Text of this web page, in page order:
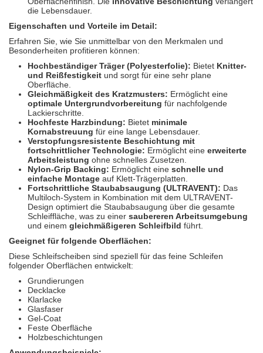
die Lebensdauer.
Eigenschaften und Vorteile im Detail:
Erfahren Sie, wie Sie unmittelbar von den Merkmalen und
Besonderheiten profitieren können:
Hochbeständiger Träger (Polyesterfolie): Bietet Knitter-
und Reißfestigkeit und sorgt für eine sehr plane
Oberfläche.
Gleichmäßigkeit des Kratzmusters: Ermöglicht eine
optimale Untergrundvorbereitung für nachfolgende
Lackierschritte.
Hochfeste Harzbindung: Bietet minimale
Kornabstreuung für eine lange Lebensdauer.
Verstopfungsresistente Beschichtung mit
fortschrittlicher Technologie: Ermöglicht eine erweiterte
Arbeitsleistung ohne schnelles Zusetzen.
Nylon-Grip Backing: Ermöglicht eine schnelle und
einfache Montage auf Klett-Trägerplatten.
Fortschrittliche Staubabsaugung (ULTRAVENT): Das
Multiloch-System in Kombination mit dem ULTRAVENT-
Design optimiert die Staubabsaugung über die gesamte
Schleiffläche, was zu einer saubereren Arbeitsumgebung
und einem gleichmäßigeren Schleifbild führt.
Geeignet für folgende Oberflächen:
Diese Schleifscheiben sind speziell für das feine Schleifen
folgender Oberflächen entwickelt:
Grundierungen
Decklacke
Klarlacke
Glasfaser
Gel-Coat
Feste Oberfläche
Holzbeschichtungen